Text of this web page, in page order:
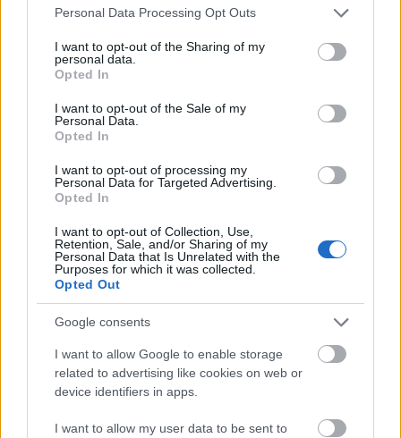
Please note that this website/app uses one or more Google
not limited to your visit or usage behaviour. You may click to
grant or deny consent to Google and its third-party tags to
use your data for below specified purposes in below Google
consent section.
Personal Data Processing Opt Outs
I want to opt-out of the Sharing of my
personal data.
Opted In
I want to opt-out of the Sale of my
Personal Data.
Opted In
I want to opt-out of processing my
Personal Data for Targeted Advertising.
Opted In
I want to opt-out of Collection, Use,
Retention, Sale, and/or Sharing of my
Personal Data that Is Unrelated with the
Purposes for which it was collected.
Opted Out
Google consents
I want to allow Google to enable storage
related to advertising like cookies on web or
device identifiers in apps.
I want to allow my user data to be sent to
αποδοτικότητα στη δουλειά.